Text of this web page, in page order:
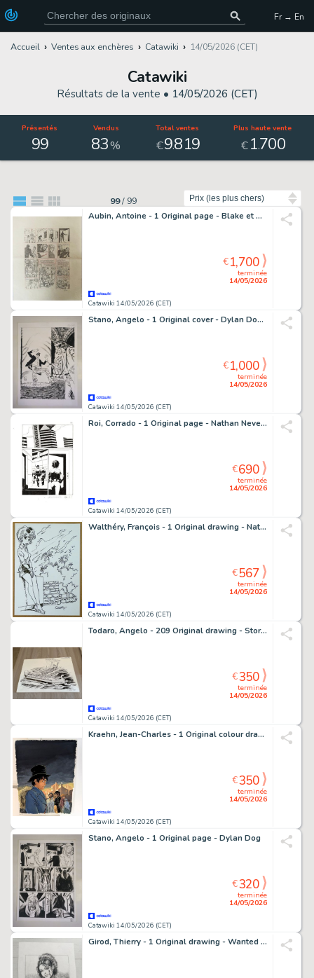
Fr → En
Accueil Ventes aux enchères Catawiki 14/05/2026 (CET)
Catawiki
Résultats de la vente • 14/05/2026 (CET)
Présentés
99
Vendus
83%
Total ventes
€9.819
Plus haute vente
€1.700
99/ 99
Aubin, Antoine - 1 Original page - Blake et Mortimer T29 - Huit heures à Berlin - 2022
Catawiki 14/05/2026 (CET)
terminée
14/05/2026
€1,700
Stano, Angelo - 1 Original cover - Dylan Dog - #215 "Il Pozzo degli Inganni" - 2004
Catawiki 14/05/2026 (CET)
terminée
14/05/2026
€1,000
Roi, Corrado - 1 Original page - Nathan Never Gigante #17 - "I giorni della maschera" - 2014
Catawiki 14/05/2026 (CET)
terminée
14/05/2026
€690
Walthéry, François - 1 Original drawing - Natacha - Le muret - 2020
Catawiki 14/05/2026 (CET)
terminée
14/05/2026
€567
Todaro, Angelo - 209 Original drawing - Storia della Magna Grecia - Il Sogno e la Storia - 2010
Catawiki 14/05/2026 (CET)
terminée
14/05/2026
€350
Kraehn, Jean-Charles - 1 Original colour drawing - Bout d'Homme T5, projet de couverture - 2007
Catawiki 14/05/2026 (CET)
terminée
14/05/2026
€350
Stano, Angelo - 1 Original page - Dylan Dog
Catawiki 14/05/2026 (CET)
terminée
14/05/2026
€320
Girod, Thierry - 1 Original drawing - Wanted - Rosita - 2023